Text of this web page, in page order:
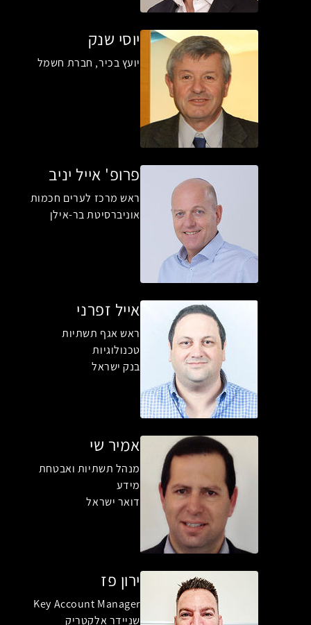
יוסי שנק
יועץ בכיר, חברת חשמל
פרופ' אייל יניב
ראש מרכז לערים חכמות
אוניברסיטת בר-אילן
אייל זפרני
ראש אגף תשתיות
טכנולוגיות
בנק ישראל
אמיר שי
מנהל תשתיות ואבטחת
מידע
דואר ישראל
ירון פז
Key Account Manager
שניידר אלקטריק